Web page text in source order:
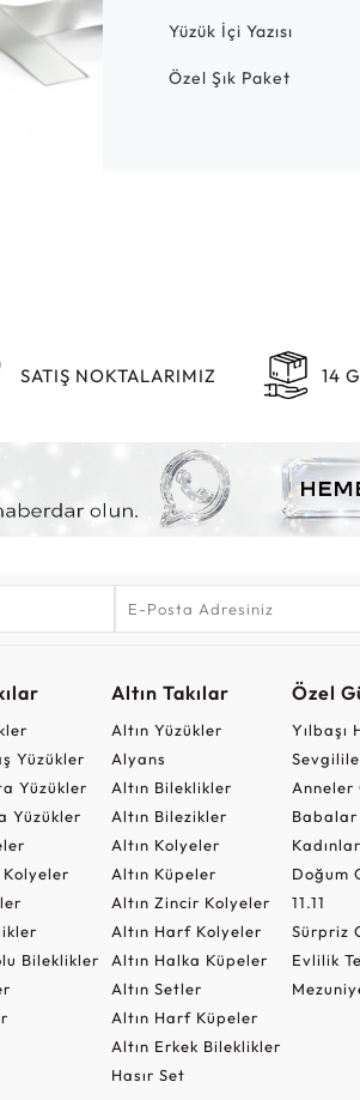
Yüzük İçi Yazısı
Özel Şık Paket
SATIŞ NOKTALARIMIZ 14
Yüzükler
Yüzükler
Yüzükler
Bileklikler
Altın Takılar
Altın Yüzükler
Alyans
Altın Bileklikler
Altın Bilezikler
Altın Kolyeler
Altın Küpeler
Altın Zincir Kolyeler
Altın Harf Kolyeler
Altın Halka Küpeler
Altın Setler
Altın Harf Küpeler
Altın Erkek Bileklikler
Hasır Set
Özel
Yılbaşı
Anneler
Babalar
Doğum
11.11
Sürpriz
Evlilik